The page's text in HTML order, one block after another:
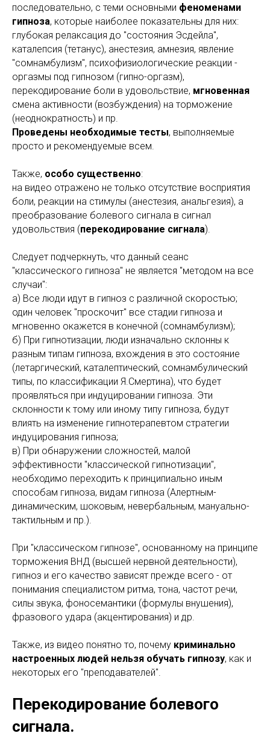
последовательно, с теми основными феноменами
гипноза, которые наиболее показательны для них:
глубокая релаксация до "состояния Эсдейла",
каталепсия (тетанус), анестезия, амнезия, явление
"сомнамбулизм", психофизиологические реакции -
оргазмы под гипнозом (гипно-оргазм),
перекодирование боли в удовольствие, мгновенная
смена активности (возбуждения) на торможение
(неоднократность) и пр.
Проведены необходимые тесты, выполняемые
просто и рекомендуемые всем.
Также, особо существенно:
на видео отражено не только отсутствие восприятия
боли, реакции на стимулы (анестезия, анальгезия), а
преобразование болевого сигнала в сигнал
удовольствия (перекодирование сигнала).
Следует подчеркнуть, что данный сеанс
"классического гипноза" не является "методом на все
случаи":
а) Все люди идут в гипноз с различной скоростью;
один человек "проскочит" все стадии гипноза и
мгновенно окажется в конечной (сомнамбулизм);
б) При гипнотизации, люди изначально склонны к
разным типам гипноза, вхождения в это состояние
(летаргический, каталептический, сомнамбулический
типы, по классификации Я.Смертина), что будет
проявляться при индуцировании гипноза. Эти
склонности к тому или иному типу гипноза, будут
влиять на изменение гипнотерапевтом стратегии
индуцирования гипноза;
в) При обнаружении сложностей, малой
эффективности "классической гипнотизации",
необходимо переходить к принципиально иным
способам гипноза, видам гипноза (Алертным-
динамическим, шоковым, невербальным, мануально-
тактильным и пр.).
При "классическом гипнозе", основанному на принципе
торможения ВНД (высшей нервной деятельности),
гипноз и его качество зависят прежде всего - от
понимания специалистом ритма, тона, частот речи,
силы звука, фоносемантики (формулы внушения),
фразового удара (акцентирования) и др.
Также, из видео понятно то, почему криминально
настроенных людей нельзя обучать гипнозу, как и
некоторых его "преподавателей".
Перекодирование болевого
сигнала.